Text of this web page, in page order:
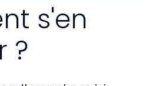
s'en
?